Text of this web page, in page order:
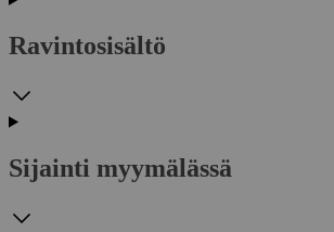
Ravintosisältö
Sijainti myymälässä